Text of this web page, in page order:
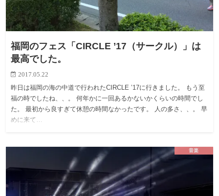
福岡のフェス「CIRCLE ’17（サークル）」は
最高でした。
2017.05.22
昨日は福岡の海の中道で行われたCIRCLE ’17に行きました。 もう至
福の時でしたね、、。 何年かに一回あるかないかくらいの時間でし
た。 最初から良すぎて休憩の時間なかったです。 人の多さ、、。 早
めに来て…
音楽